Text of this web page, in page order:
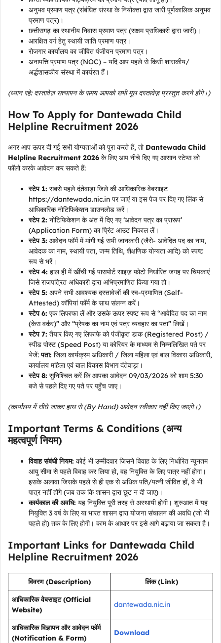
अनुभव प्रमाण पत्र (संबंधित संस्था के नियोक्ता द्वारा जारी पूर्णकालिक अनुभव
प्रमाण पत्र)।
छत्तीसगढ़ का स्थानीय निवास प्रमाण पत्र (सक्षम प्राधिकारी द्वारा जारी)।
आरक्षित वर्ग हेतु स्थायी जाति प्रमाण पत्र।
रोजगार कार्यालय का जीवित पंजीयन प्रमाण पत्र।
अनापत्ति प्रमाण पत्र (NOC) – यदि आप पहले से किसी शासकीय/
अर्द्धशासकीय संस्था में कार्यरत हैं।
(ध्यान रहे: दस्तावेज़ सत्यापन के समय आपको सभी मूल दस्तावेज़ प्रस्तुत करने होंगे।)
How To Apply for Dantewada Child
Helpline Recruitment 2026
अगर आप ऊपर दी गई सभी योग्यताओं को पूरा करते हैं, तो Dantewada Child
Helpline Recruitment 2026 के लिए आप नीचे दिए गए आसान स्टेप्स को
फॉलो करके आवेदन कर सकते हैं:
स्टेप 1: सबसे पहले दंतेवाड़ा जिले की आधिकारिक वेबसाइट
https://dantewada.nic.in पर जाएं या इस पेज पर दिए गए लिंक से
आधिकारिक नोटिफिकेशन डाउनलोड करें।
स्टेप 2: नोटिफिकेशन के अंत में दिए गए ‘आवेदन पत्र का प्रारूप’
(Application Form) का प्रिंट आउट निकाल लें।
स्टेप 3: आवेदन फॉर्म में मांगी गई सभी जानकारी (जैसे- आवेदित पद का नाम,
आवेदक का नाम, स्थायी पता, जन्म तिथि, शैक्षणिक योग्यता आदि) को स्पष्ट
रूप से भरें।
स्टेप 4: हाल ही में खींची गई पासपोर्ट साइज़ फोटो निर्धारित जगह पर चिपकाएं
जिसे राजपत्रित अधिकारी द्वारा अभिप्रमाणित किया गया हो।
स्टेप 5: अपने सभी आवश्यक दस्तावेजों की स्व-प्रमाणित (Self-
Attested) कॉपियां फॉर्म के साथ संलग्न करें।
स्टेप 6: एक लिफाफा लें और उसके ऊपर स्पष्ट रूप से “आवेदित पद का नाम
(केस वर्कर)” और “प्रेषक का नाम एवं पत्र व्यवहार का पता” लिखें।
स्टेप 7: तैयार किए गए लिफाफे को पंजीकृत डाक (Registered Post) /
स्पीड पोस्ट (Speed Post) या कोरियर के माध्यम से निम्नलिखित पते पर
भेजें:पता: जिला कार्यक्रम अधिकारी / जिला महिला एवं बाल विकास अधिकारी,
कार्यालय महिला एवं बाल विकास विभाग दंतेवाड़ा।
स्टेप 8: सुनिश्चित करें कि आपका आवेदन 09/03/2026 को शाम 5:30
बजे से पहले दिए गए पते पर पहुँच जाए।
(कार्यालय में सीधे जाकर हाथ से (By Hand) आवेदन स्वीकार नहीं किए जाएंगे।)
Important Terms & Conditions (अन्य
महत्वपूर्ण नियम)
विवाह संबंधी नियम: कोई भी उम्मीदवार जिसने विवाह के लिए निर्धारित न्यूनतम
आयु सीमा से पहले विवाह कर लिया हो, वह नियुक्ति के लिए पात्र नहीं होगा।
इसके अलावा जिसके पहले से ही एक से अधिक पति/पत्नी जीवित हों, वे भी
पात्र नहीं होंगे (जब तक कि शासन द्वारा छूट न दी जाए)।
कार्यकाल की अवधि: यह नियुक्ति पूरी तरह से अस्थायी होगी। शुरुआत में यह
नियुक्ति 3 वर्ष के लिए या भारत शासन द्वारा योजना संचालन की अवधि (जो भी
पहले हो) तक के लिए होगी। काम के आधार पर इसे आगे बढ़ाया जा सकता है।
Important Links for Dantewada Child
Helpline Recruitment 2026
विवरण (Description)
लिंक (Link)
आधिकारिक वेबसाइट (Official
Website)
dantewada.nic.in
आधिकारिक विज्ञापन और आवेदन फॉर्म
(Notification & Form)
Download